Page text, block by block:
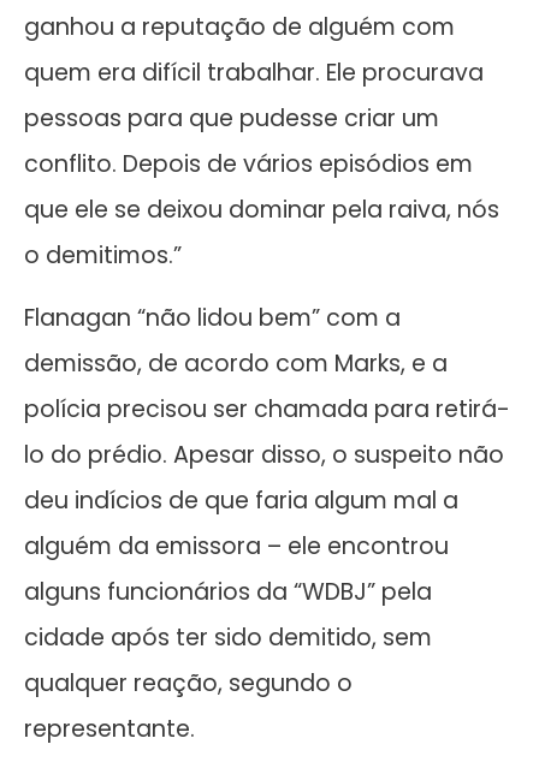
ganhou a reputação de alguém com
quem era difícil trabalhar. Ele procurava
pessoas para que pudesse criar um
conflito. Depois de vários episódios em
que ele se deixou dominar pela raiva, nós
o demitimos.”
Flanagan “não lidou bem” com a
demissão, de acordo com Marks, e a
polícia precisou ser chamada para retirá-
lo do prédio. Apesar disso, o suspeito não
deu indícios de que faria algum mal a
alguém da emissora – ele encontrou
alguns funcionários da “WDBJ” pela
cidade após ter sido demitido, sem
qualquer reação, segundo o
representante.